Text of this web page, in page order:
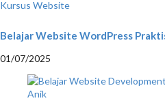
Kursus Website
Belajar Website WordPress
01/07/2025